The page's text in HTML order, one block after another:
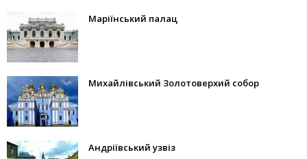
Маріїнський палац
Михайлівський Золотоверхий собор
Андріївський узвіз